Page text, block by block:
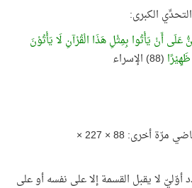
الكبرى:
أَنْ يَأْتُوا بِمِثْلِ هَذَا الْقُرْآنِ لَا يَأْتُوْنَ
(88) الإسراء
أخرى: 88 × 227 ×
لا يقبل القسمة إلا على نفسه أو على